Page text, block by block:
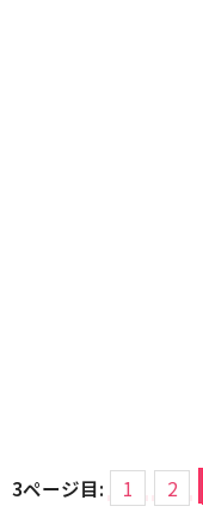
3ページ目: 1 2